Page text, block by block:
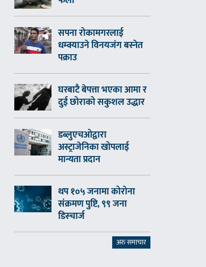
सपना रोकामगरलाई
धम्क्याउने विनयजंग बस्नेत
पक्राउ
घरबाटै बेपत्ता भएका आमा र
दुई छोराको सकुशल उद्धार
डब्लुएचओद्वारा
अस्ट्राजेनिका खोपलाई
मान्यता प्रदान
थप १०५ जनामा कोरोना
संक्रमण पुष्टि, ९९ जना
डिस्चार्ज
अरु समाचार